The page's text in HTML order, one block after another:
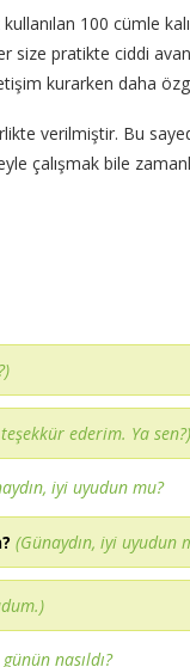
100 cümle
size pratikte ciddi
kurarken daha
verilmiştir. Bu
çalışmak bile
ederim. Ya sen?)
iyi uyudun mu?
(Günaydın, iyi uyudun
nasıldı?